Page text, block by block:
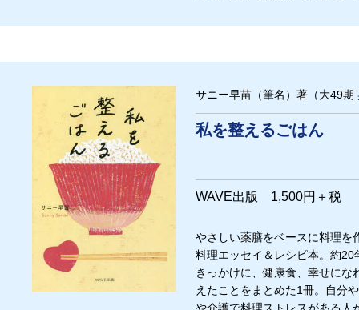
サニー早苗（筆名）著（大49期
私を整えるごはん
WAVE出版 1,500円＋税
やさしい薬膳をベースに料理を
料理エッセイ＆レシピ本。約
きっかけに、健康食、幸せに
えたことをまとめた1冊。自分